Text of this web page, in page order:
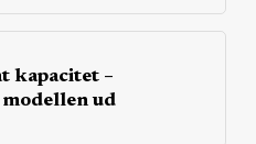
kapacitet –
ud